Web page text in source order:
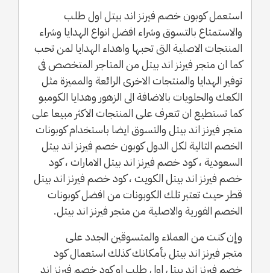
استعمل كوبون خصم فيرنز اند بيتل اول طلب
والاستمتاع بالتسوق وشراء افضل انواع الهدايا وشراء
المنتجات الاصلية التى تحبها واهداء الهدايا لمن تحب
كما ان متجر فيرنز اند بيتل من المتاجر المتخصص فى
توفير الهدايا والمنتجات الاخرى الرائعة والمميزة مثل
الكعك والحلويات بالاضافة الى الزهور وهدايا الكومبو
كما تستطيع ان تتعرف على المنتجات الاكثر مبيعا على
متجر فيرنز اند بيتل والتسوق ايضا باستخدام كوبونات
الخصم التالية لكل الدول كوبون خصم فيرنز اند بيتل
السعودية ، كود خصم فيرنز اند بيتل الامارات ، كود
خصم فيرنز اند بيتل الكويت ، كود خصم فيرنز اند بيتل
قطر حيث تعتبر تلك الكوبونات من افضل كوبونات
الخصم الفورية والاصلية من متجر فيرنز اند بيتل.
وإن كنت من العملاء والمتسوقين الجدد على
متجر فيرنز اند بيتل بأمكانك كذلك استعمال كود
خصم فيرنز اند بيتل اول طلب او كود خصم فيرنز اند